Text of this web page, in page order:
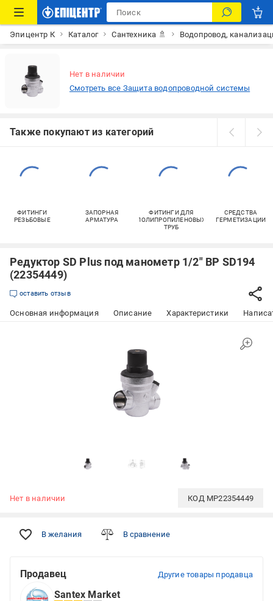
Эпицентр К Каталог Сантехника 🚿 Водопровод,
Нет в наличии
Смотреть все Защита водопроводной системы
Также покупают из категорий
ФИТИНГИ
РЕЗЬБОВЫЕ
ЗАПОРНАЯ
АРМАТУРА
ФИТИНГИ ДЛЯ
ПОЛИПРОПИЛЕНОВЫХ
ТРУБ
СРЕДСТВА
ГЕРМЕТИЗАЦИИ
Редуктор SD Plus под манометр 1/2" ВР SD194
(22354449)
оставить отзыв
Основная информация Описание Характеристики
Нет в наличии КОД MP22354449
В желания В сравнение
Продавец Другие товары продавца
Santex Market